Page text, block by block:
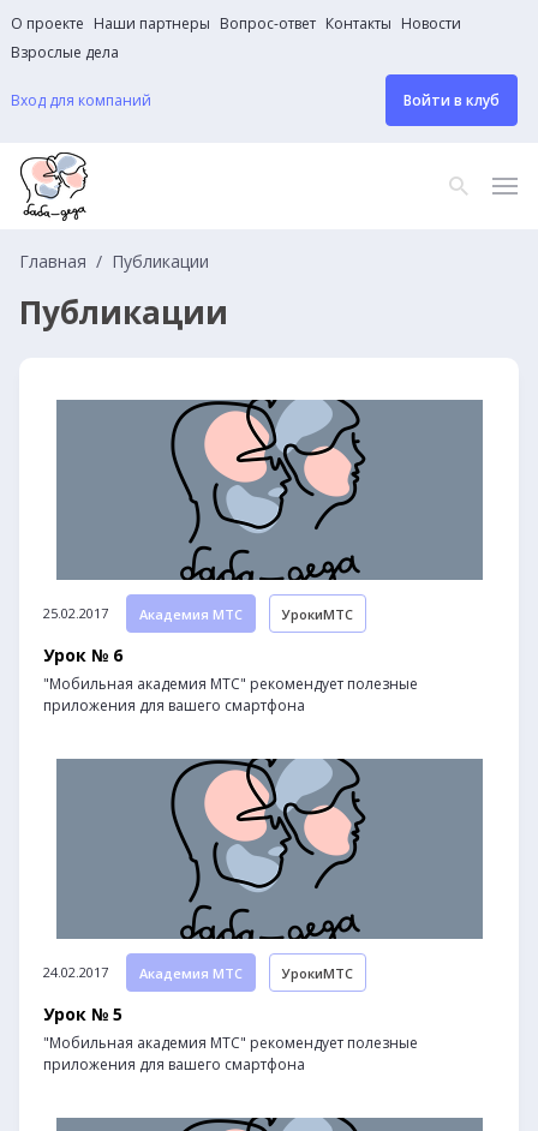
О проекте Наши партнеры Вопрос-ответ Контакты Новости
Взрослые дела
Вход для компаний Войти в клуб
Главная Публикации
Публикации
25.02.2017 Академия МТС УрокиМТС
Урок № 6
"Мобильная академия МТС" рекомендует полезные
приложения для вашего смартфона
24.02.2017 Академия МТС УрокиМТС
Урок № 5
"Мобильная академия МТС" рекомендует полезные
приложения для вашего смартфона